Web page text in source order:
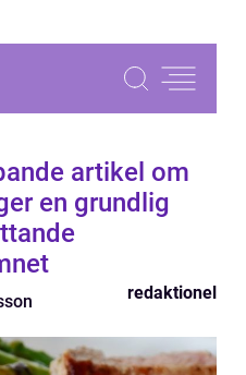
artikel om
en grundlig
redaktionel